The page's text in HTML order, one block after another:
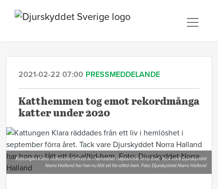
2021-02-22 07:00 PRESSMEDDELANDE
Katthemmen tog emot rekordmånga
katter under 2020
Kattungen Klara räddades från ett liv i hemlöshet i september förra året. Tack vare Djurskyddet
Norra Halland har hon nu fått ett för-alltid-hem. Foto: Djurskyddet Norra Halland